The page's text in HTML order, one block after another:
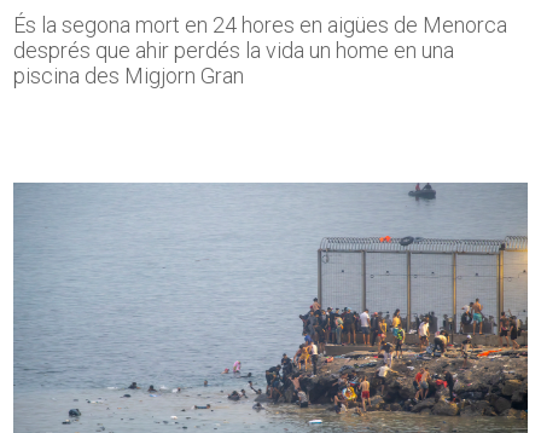
És la segona mort en 24 hores en aigües de Menorca
després que ahir perdés la vida un home en una
piscina des Migjorn Gran